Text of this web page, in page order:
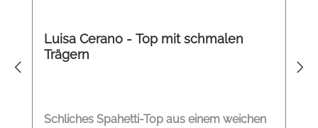
Luisa Cerano - Top mit schmalen
Trägern
Schliches Spahetti-Top aus einem weichen